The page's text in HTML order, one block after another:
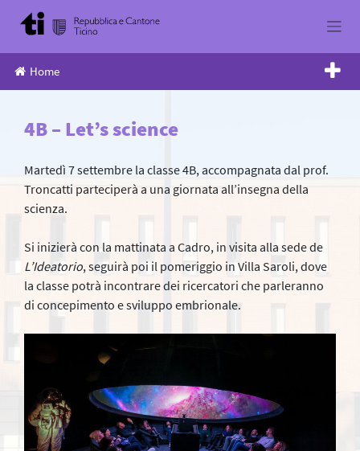
Home
4B – Let’s science
Martedì 7 settembre la classe 4B, accompagnata dal prof.
Troncatti parteciperà a una giornata all’insegna della
scienza.
Si inizierà con la mattinata a Cadro, in visita alla sede de
L’Ideatorio, seguirà poi il pomeriggio in Villa Saroli, dove
la classe potrà incontrare dei ricercatori che parleranno
di concepimento e sviluppo embrionale.